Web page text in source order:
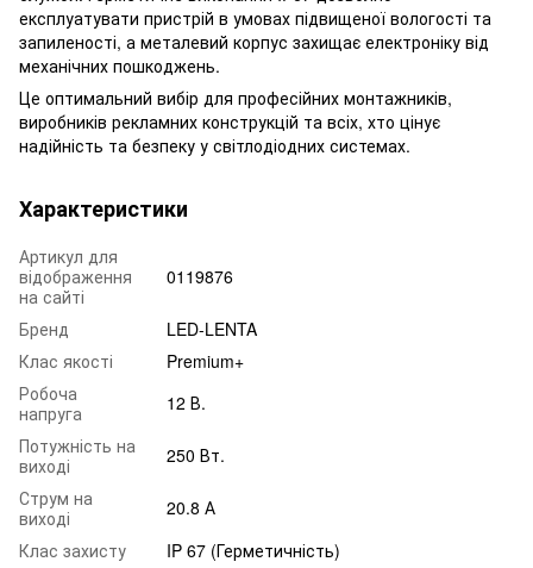
експлуатувати пристрій в умовах підвищеної вологості та
запиленості, а металевий корпус захищає електроніку від
механічних пошкоджень.
Це оптимальний вибір для професійних монтажників,
виробників рекламних конструкцій та всіх, хто цінує
надійність та безпеку у світлодіодних системах.
Характеристики
Артикул для
відображення
на сайті
0119876
Бренд
LED-LENTA
Клас якості
Premium+
Робоча
напруга
12 В.
Потужність на
виході
250 Вт.
Струм на
виході
20.8 А
Клас захисту
IP 67 (Герметичність)